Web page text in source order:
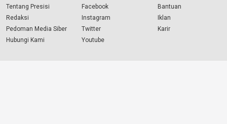
Tentang Presisi
Redaksi
Pedoman Media Siber
Hubungi Kami
Facebook
Instagram
Twitter
Youtube
Bantuan
Iklan
Karir